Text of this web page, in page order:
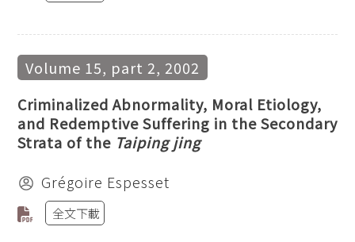
Volume 15, part 2, 2002
Criminalized Abnormality, Moral Etiology,
and Redemptive Suffering in the Secondary
Strata of the Taiping jing
Grégoire Espesset
全文下載